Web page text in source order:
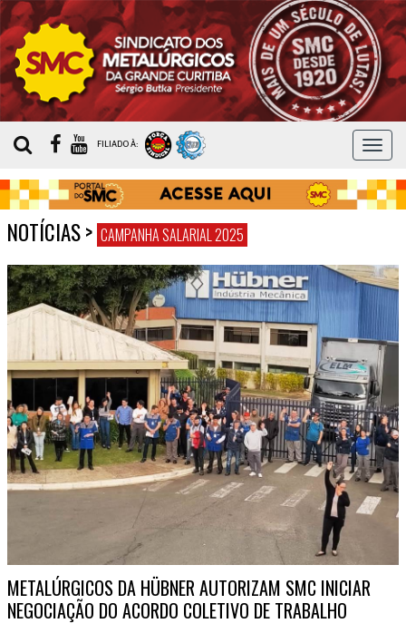
MENU
FILIADO À:
NOTÍCIAS> CAMPANHA SALARIAL 2025
METALÚRGICOS DA HÜBNER AUTORIZAM SMC INICIAR
NEGOCIAÇÃO DO ACORDO COLETIVO DE TRABALHO